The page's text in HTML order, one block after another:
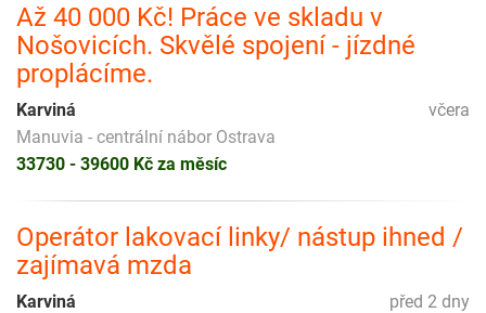
Až 40 000 Kč! Práce ve skladu v
Nošovicích. Skvělé spojení - jízdné
proplácíme.
včera
Karviná
Manuvia - centrální nábor Ostrava
33730 - 39600 Kč za měsíc
Operátor lakovací linky/ nástup ihned /
zajímavá mzda
před 2 dny
Karviná